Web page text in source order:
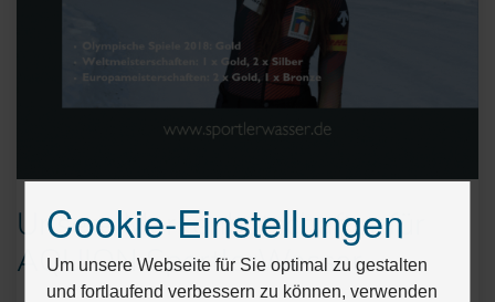
Unsere Markenbotschafter für
AQUION SportlerWasser
Drücken
Sie
Tab,
um
Cookie-Einstellungen
Um unsere Webseite für Sie optimal zu gestalten
und fortlaufend verbessern zu können, verwenden